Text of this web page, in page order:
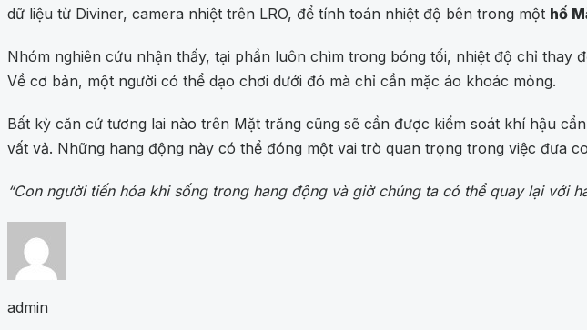
dữ liệu từ Diviner, camera nhiệt trên LRO, để tính toán nhiệt độ bên trong một hố
Nhóm nghiên cứu nhận thấy, tại phần luôn chìm trong bóng tối, nhiệt độ chỉ
Về cơ bản, một người có thể dạo chơi dưới đó mà chỉ cần mặc áo khoác mỏng.
Bất kỳ căn cứ tương lai nào trên Mặt trăng cũng sẽ cần được kiểm soát khí hậu
vất vả. Những hang động này có thể đóng một vai trò quan trọng trong việc đưa
“Con người tiến hóa khi sống trong hang động và giờ chúng ta có thể quay lại với
admin